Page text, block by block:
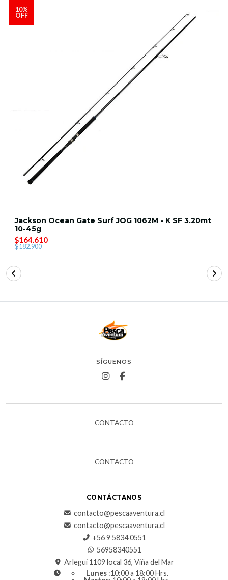
10%
OFF
Jackson Ocean Gate Surf JOG 1062M - K SF 3.20mt
10-45g
$164.610
$182.900
SÍGUENOS
CONTACTO
CONTACTO
CONTÁCTANOS
contacto@pescaaventura.cl
contacto@pescaaventura.cl
+56 9 5834 0551
56958340551
Arlegui 1109 local 36, Viña del Mar
Lunes :10:00 a 18:00 Hrs.